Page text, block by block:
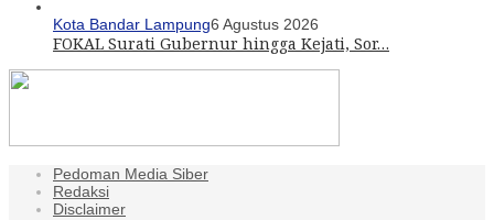
Kota Bandar Lampung6 Agustus 2026
FOKAL Surati Gubernur hingga Kejati, Sor…
Pedoman Media Siber
Redaksi
Disclaimer